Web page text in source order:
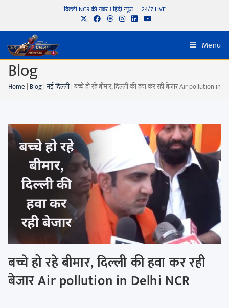
दिल्ली NCR की नंबर 1 हिंदी न्यूज़ — 24/7 LIVE
Menu
Blog
Home | Blog|नई दिल्ली|बच्चे हो रहे बीमार, दिल्ली की हवा कर रही बेजार Air pollution in
बच्चे हो रहे बीमार, दिल्ली की हवा कर रही
बेजार Air pollution in Delhi NCR